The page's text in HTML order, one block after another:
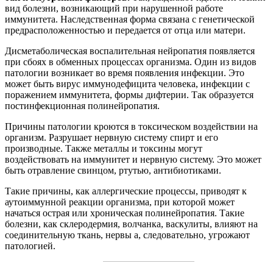
вид болезни, возникающий при нарушенной работе
иммунитета. Наследственная форма связана с генетической
предрасположенностью и передается от отца или матери.
Дисметаболическая воспалительная нейропатия появляется
при сбоях в обменных процессах организма. Один из видов
патологии возникает во время появления инфекции. Это
может быть вирус иммунодефицита человека, инфекции с
поражением иммунитета, формы дифтерии. Так образуется
постинфекционная полинейропатия.
Причины патологии кроются в токсическом воздействии на
организм. Разрушает нервную систему спирт и его
производные. Также металлы и токсины могут
воздействовать на иммунитет и нервную систему. Это может
быть отравление свинцом, ртутью, антибиотиками.
Такие причины, как аллергические процессы, приводят к
аутоиммунной реакции организма, при которой может
начаться острая или хроническая полинейропатия. Такие
болезни, как склеродермия, волчанка, васкулиты, влияют на
соединительную ткань, нервы а, следовательно, угрожают
патологией.